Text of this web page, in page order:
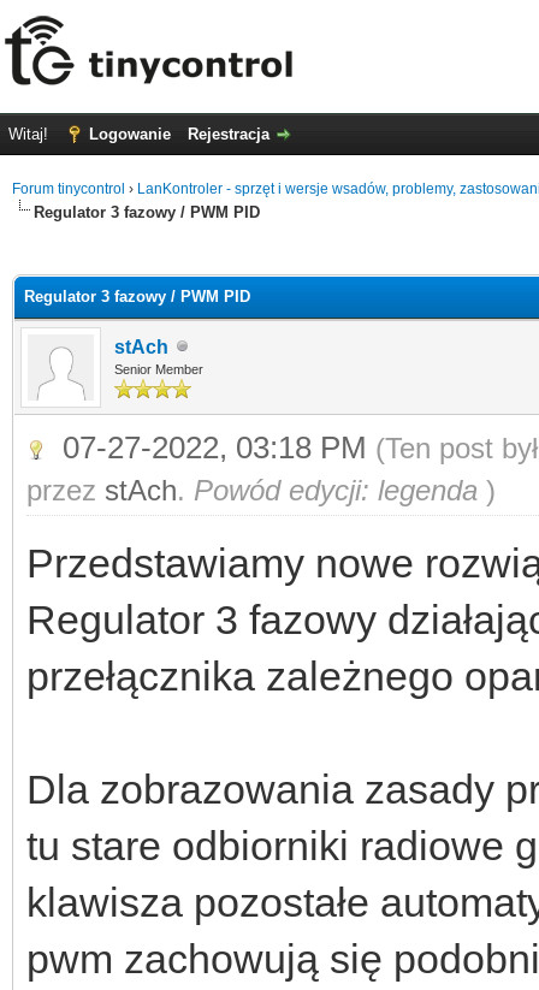
Witaj! Logowanie Rejestracja
Forum tinycontrol › LanKontroler - sprzęt i wersje wsadów, problemy,
Regulator 3 fazowy / PWM PID
Regulator 3 fazowy / PWM PID
stAch
Senior Member
07-27-2022, 03:18 PM (Ten post
przez stAch. Powód edycji: legenda )
Przedstawiamy nowe
Regulator 3 fazowy
przełącznika zależnego
Dla zobrazowania zasady
tu stare odbiorniki radiowe
klawisza pozostałe
pwm zachowują się